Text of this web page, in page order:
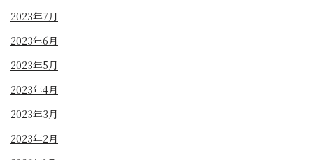
2023年7月
2023年6月
2023年5月
2023年4月
2023年3月
2023年2月